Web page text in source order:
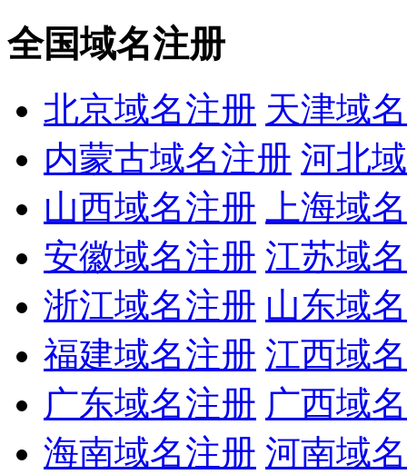
全国域名注册
北京域名注册 天津域
内蒙古域名注册 河北
山西域名注册
上海域
安徽域名注册 江苏域
浙江域名注册 山东域
福建域名注册 江西域
广东域名注册 广西域
海南域名注册 河南域